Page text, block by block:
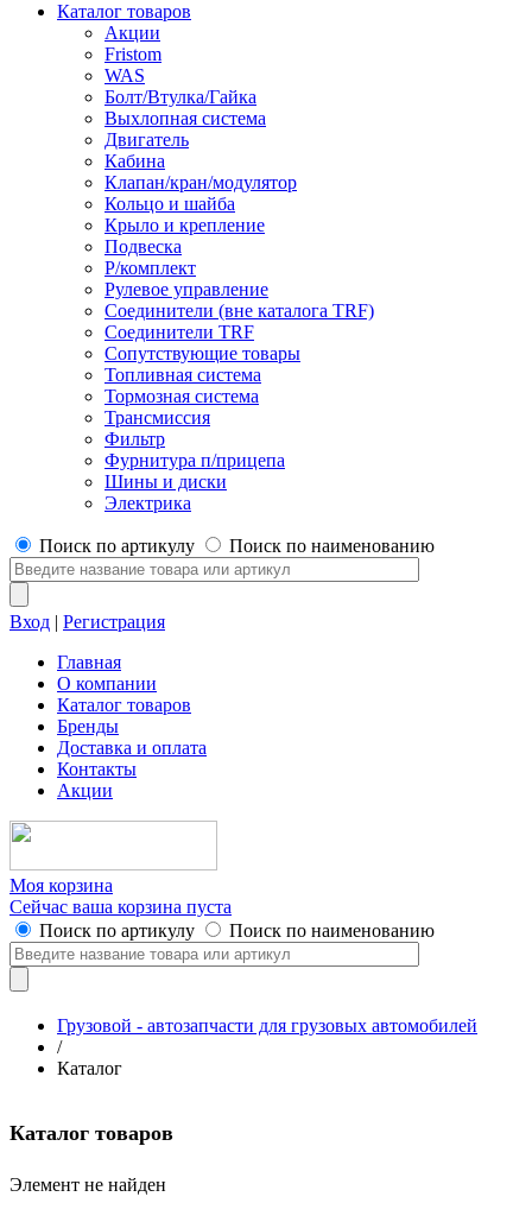
Каталог товаров
Акции
Fristom
WAS
Болт/Втулка/Гайка
Выхлопная система
Двигатель
Кабина
Клапан/кран/модулятор
Кольцо и шайба
Крыло и крепление
Подвеска
Р/комплект
Рулевое управление
Соединители (вне каталога TRF)
Соединители TRF
Сопутствующие товары
Топливная система
Тормозная система
Трансмиссия
Фильтр
Фурнитура п/прицепа
Шины и диски
Электрика
Поиск по артикулу Поиск по наименованию
Вход | Регистрация
Главная
О компании
Каталог товаров
Бренды
Доставка и оплата
Контакты
Акции
Моя корзина
Сейчас ваша корзина пуста
Поиск по артикулу
Поиск по наименованию
Грузовой - автозапчасти для грузовых автомобилей
/
Каталог
Каталог товаров
Элемент не найден